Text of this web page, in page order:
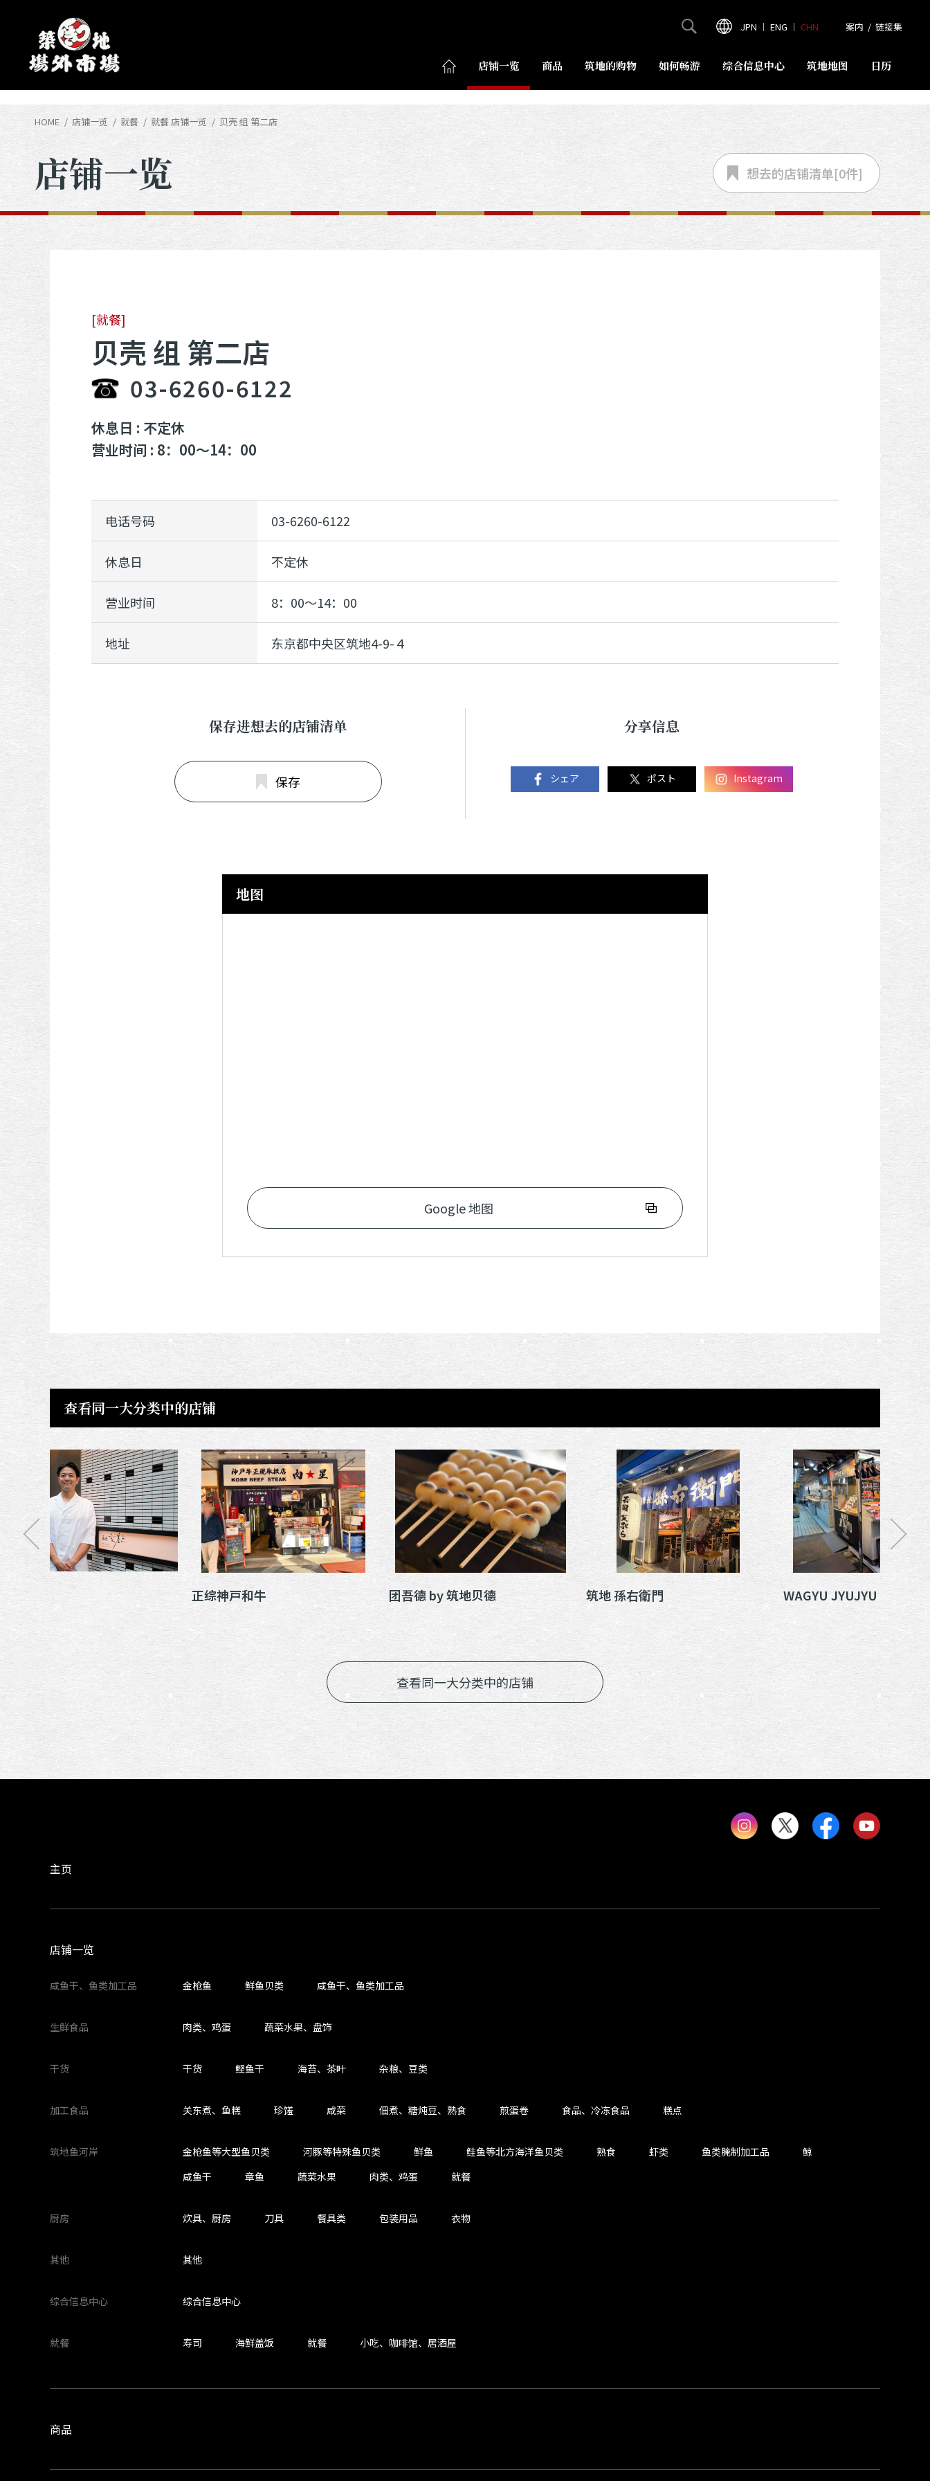
店铺一览 商品 筑地的购物 如何畅游 综合信息中心 筑地地图 日历
JPN ｜ ENG ｜ CHN 案内 / 链接集
HOME 店铺一览 就餐 就餐 店铺一览 贝壳 组 第二店
店铺一览 想去的店铺清单[0件]
[就餐]
贝壳 组 第二店
03-6260-6122
休息日 : 不定休
营业时间 : 8：00～14：00
电话号码 03-6260-6122
休息日 不定休
营业时间 8：00～14：00
地址 东京都中央区筑地4-9-４
保存进想去的店铺清单
保存
分享信息
シェア ポスト Instagram
地图
Google 地图
查看同一大分类中的店铺
正综神戸和牛 团吾德 by 筑地贝德 筑地 孫右衛門 WAGYU JYUJYU
查看同一大分类中的店铺
主页
店铺一览
咸鱼干、鱼类加工品 金枪鱼 鲜鱼贝类 咸鱼干、鱼类加工品
生鲜食品 肉类、鸡蛋 蔬菜水果、盘饰
干货 干货 鲣鱼干 海苔、茶叶 杂粮、豆类
加工食品 关东煮、鱼糕 珍馐 咸菜 佃煮、糖炖豆、熟食 煎蛋卷 食品、冷冻食品 糕点
筑地鱼河岸 金枪鱼等大型鱼贝类 河豚等特殊鱼贝类 鲜鱼 鲑鱼等北方海洋鱼贝类 熟食 虾类 鱼类腌制加工品
鲸
咸鱼干
章鱼 蔬菜水果 肉类、鸡蛋 就餐
厨房 炊具、厨房 刀具 餐具类 包装用品 衣物
其他 其他
综合信息中心 综合信息中心
就餐 寿司 海鲜盖饭 就餐 小吃、咖啡馆、居酒屋
商品